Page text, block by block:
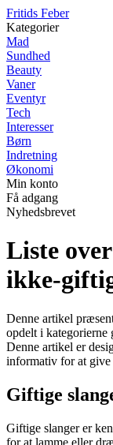
Fritids Feber
Kategorier
Mad
Sundhed
Beauty
Vaner
Eventyr
Tech
Interesser
Børn
Indretning
Økonomi
Min konto
Få adgang
Nyhedsbrevet
Liste
ikke-
Denne artikel
opdelt i
Denne artikel er
informativ for at
Giftige
Giftige slanger er
for at lamme eller